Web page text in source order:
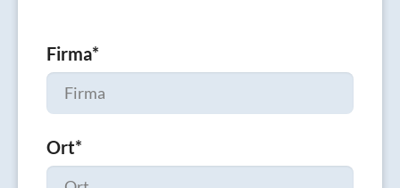
Firma*
Ort*